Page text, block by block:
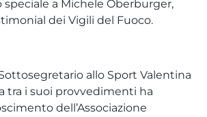
a Michele Oberburger,
dei Vigili del Fuoco.
allo Sport Valentina
tra i suoi provvedimenti ha
dell’Associazione